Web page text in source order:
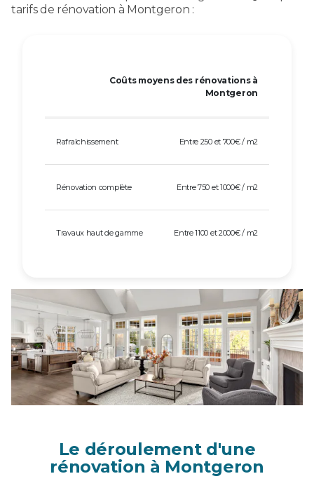
tarifs de rénovation à Montgeron :
Coûts moyens des rénovations à
Montgeron
Rafraîchissement Entre 250 et 700€ / m2
Rénovation complète Entre 750 et 1000€ / m2
Travaux haut de gamme Entre 1100 et 2000€ / m2
Le déroulement d'une
rénovation à Montgeron